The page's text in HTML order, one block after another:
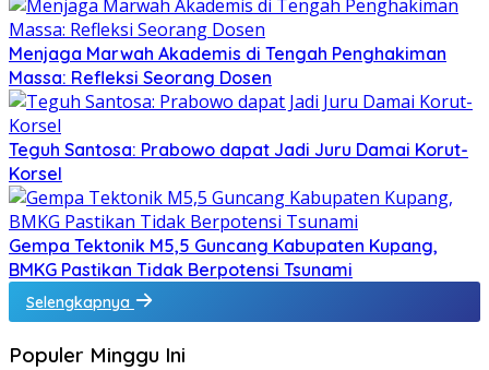
Menjaga Marwah Akademis di Tengah Penghakiman
Massa: Refleksi Seorang Dosen
Teguh Santosa: Prabowo dapat Jadi Juru Damai Korut-
Korsel
Gempa Tektonik M5,5 Guncang Kabupaten Kupang,
BMKG Pastikan Tidak Berpotensi Tsunami
Selengkapnya
Populer Minggu Ini